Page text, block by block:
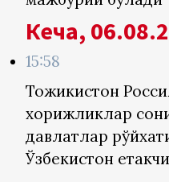
Кеча,
15:58
Тожикистон
хорижликлар
давлатлар
Ўзбекистон